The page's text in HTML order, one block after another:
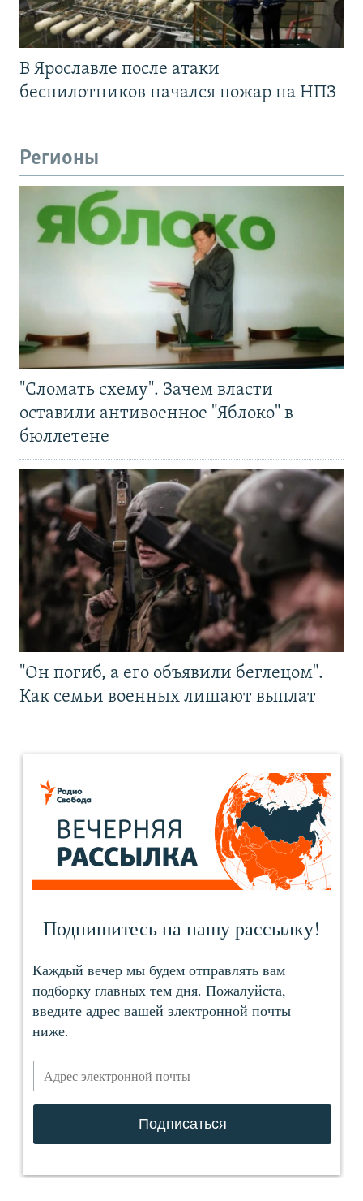
В Ярославле после атаки
беспилотников начался пожар на НПЗ
Регионы
"Сломать схему". Зачем власти
оставили антивоенное "Яблоко" в
бюллетене
"Он погиб, а его объявили беглецом".
Как семьи военных лишают выплат